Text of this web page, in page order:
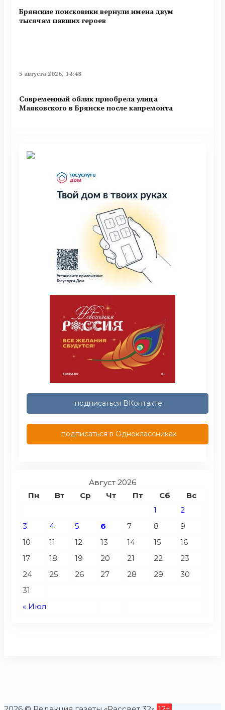
Брянские поисковики вернули имена двум
тысячам павших героев
5 августа 2026, 14:48
Современный облик приобрела улица
Маяковского в Брянске после капремонта
подписаться ВКонтакте
подписаться в Одноклассниках
Август 2026
Пн
Вт Ср Чт Пт Сб Вс
« Июл
1
2
3
4 5 6 7 8
9
10
11 12 13 14 15
16
17
18 19 20 21 22
23
24
25 26 27 28 29
30
31